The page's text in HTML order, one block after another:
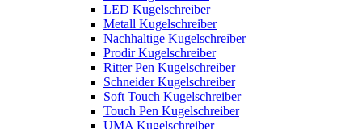
LED Kugelschreiber
Metall Kugelschreiber
Nachhaltige Kugelschreiber
Prodir Kugelschreiber
Ritter Pen Kugelschreiber
Schneider Kugelschreiber
Soft Touch Kugelschreiber
Touch Pen Kugelschreiber
UMA Kugelschreiber